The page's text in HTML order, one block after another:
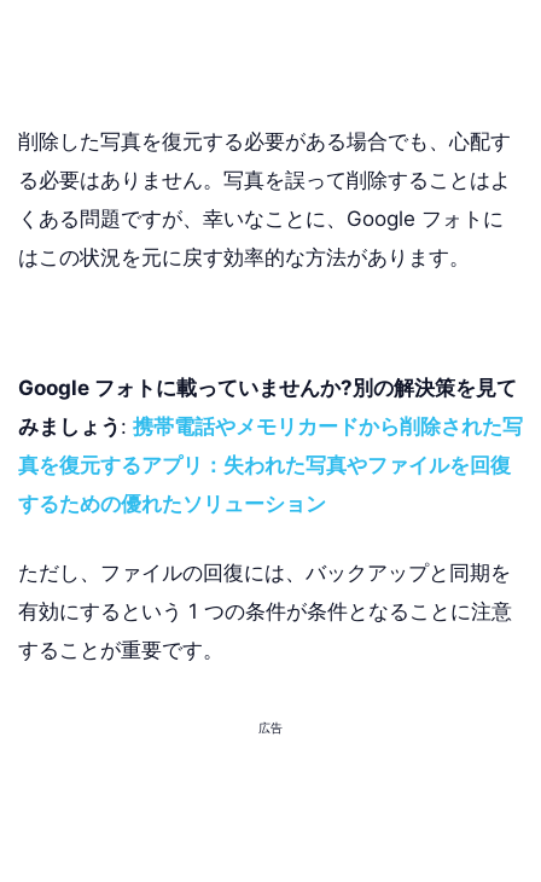
削除した写真を復元する必要がある場合でも、心配す
る必要はありません。写真を誤って削除することはよ
くある問題ですが、幸いなことに、Google フォトに
はこの状況を元に戻す効率的な方法があります。
Google フォトに載っていませんか?別の解決策を見て
みましょう : 携帯電話やメモリカードから削除された写
真を復元するアプリ：失われた写真やファイルを回復
するための優れたソリューション
ただし、ファイルの回復には、バックアップと同期を
有効にするという 1 つの条件が条件となることに注意
することが重要です。
広告